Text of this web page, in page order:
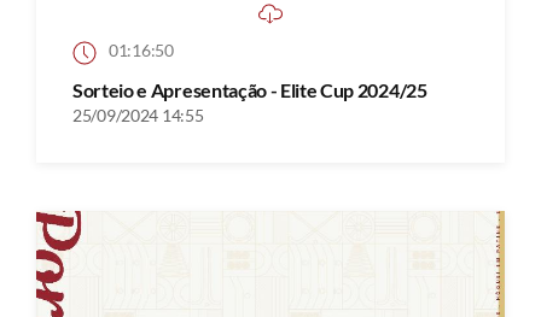
01:16:50
Sorteio e Apresentação - Elite Cup 2024/25
25/09/2024 14:55